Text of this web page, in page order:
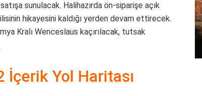
sunulacak. Halihazırda ön-siparişe açık
hikayesini kaldığı yerden devam ettirecek.
Kralı Wenceslaus kaçırılacak, tutsak
İçerik Yol Haritası